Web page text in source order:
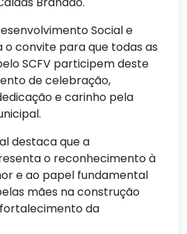
Social e
o convite para que todas as
SCFV participem deste
de celebração,
e carinho pela
destaca que a
o reconhecimento à
e ao papel fundamental
mães na construção
da